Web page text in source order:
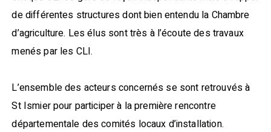
de différentes structures dont bien entendu la Chambre
d’agriculture. Les élus sont très à l’écoute des travaux
menés par les CLI.
L’ensemble des acteurs concernés se sont retrouvés à
St Ismier pour participer à la première rencontre
départementale des comités locaux d’installation.